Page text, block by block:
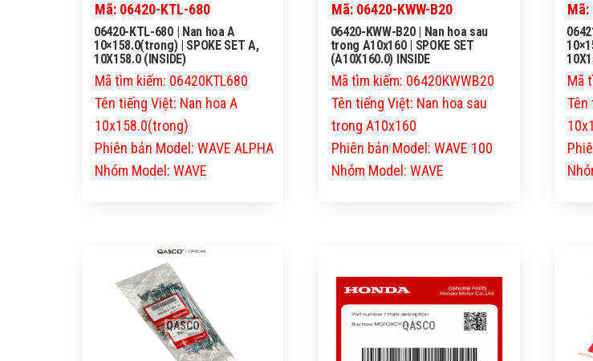
Mã: 06420-KTL-680
06420-KTL-680 | Nan hoa A
10×158.0(trong) | SPOKE SET A,
10X158.0 (INSIDE)
Mã tìm kiếm: 06420KTL680
Tên tiếng Việt: Nan hoa A
10x158.0(trong)
Phiên bản Model: WAVE ALPHA
Nhóm Model: WAVE
Mã: 06420-KWW-B20
06420-KWW-B20 | Nan hoa sau
trong A10x160 | SPOKE SET
(A10X160.0) INSIDE
Mã tìm kiếm: 06420KWWB20
Tên tiếng Việt: Nan hoa sau
trong A10x160
Phiên bản Model: WAVE 100
Nhóm Model: WAVE
Mã:
Mã
Tên
QASCO QASCO